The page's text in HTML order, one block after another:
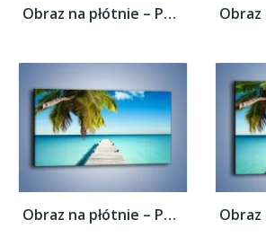
Obraz na płótnie – Pomost wprost do raju –...
Obraz na płótnie – Pomost wprost do raju –...